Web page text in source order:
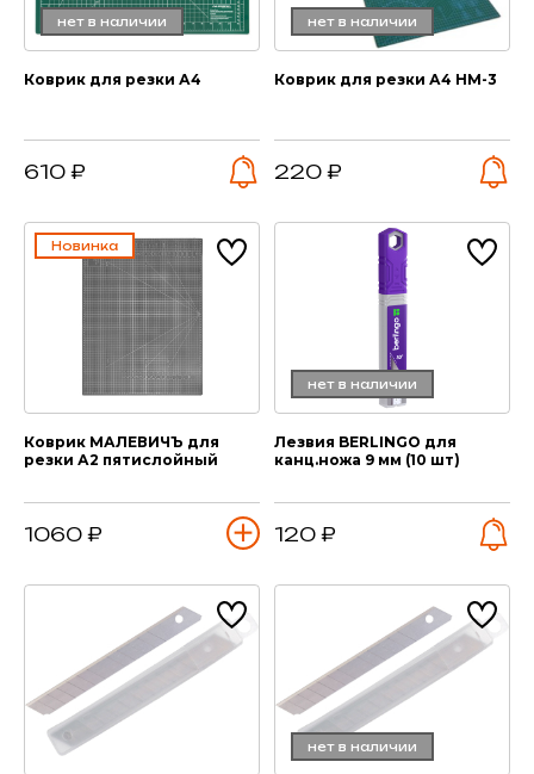
нет в наличии
Коврик для резки А4
610 ₽
нет в наличии
Коврик для резки А4 HM-3
220 ₽
Новинка
Коврик МАЛЕВИЧЪ для
резки А2 пятислойный
1060 ₽
нет в наличии
Лезвия BERLINGO для
канц.ножа 9 мм (10 шт)
120 ₽
нет в наличии